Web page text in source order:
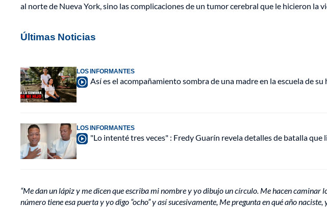
al norte de Nueva York, sino las complicaciones de un tumor cerebral que le hicieron la
Últimas Noticias
LOS INFORMANTES
Así es el acompañamiento sombra de una madre en la escuela de
LOS INFORMANTES
"Lo intenté tres veces" : Fredy Guarín revela detalles de batalla
“Me dan un lápiz y me dicen que escriba mi nombre y yo dibujo un círculo. Me hacen caminar
número tiene esa puerta y yo digo “ocho” y así sucesivamente, Me pregunta en qué año